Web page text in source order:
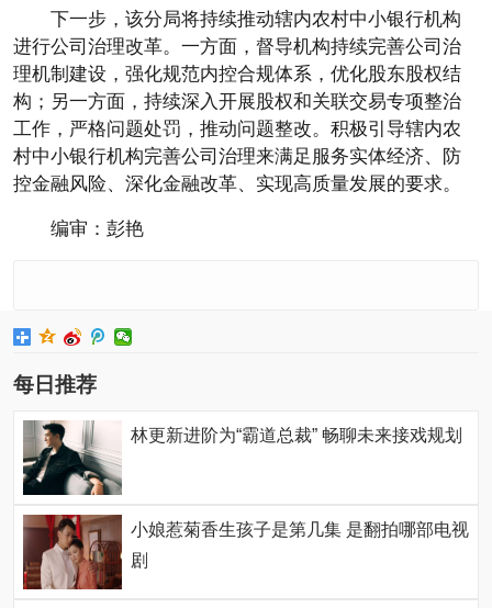
下一步，该分局将持续推动辖内农村中小银行机构
进行公司治理改革。一方面，督导机构持续完善公司治
理机制建设，强化规范内控合规体系，优化股东股权结
构；另一方面，持续深入开展股权和关联交易专项整治
工作，严格问题处罚，推动问题整改。积极引导辖内农
村中小银行机构完善公司治理来满足服务实体经济、防
控金融风险、深化金融改革、实现高质量发展的要求。
编审：彭艳
每日推荐
林更新进阶为“霸道总裁” 畅聊未来接戏规划
小娘惹菊香生孩子是第几集 是翻拍哪部电视
剧